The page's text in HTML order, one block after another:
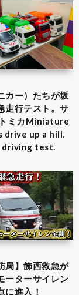
カー）たちが坂
走行テスト。サ
ミカMiniature
drive up a hill.
driving test.
局】飾西救急が
ーターサイレン
に進入！